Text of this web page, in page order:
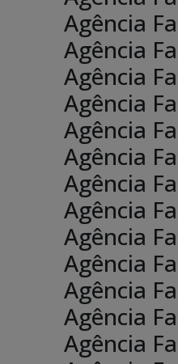
Agência
Agência
Agência
Agência
Agência
Agência
Agência
Agência
Agência
Agência
Agência
Agência
Agência